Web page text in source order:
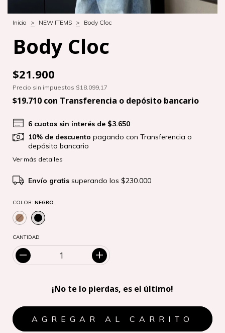
Inicio > NEW ITEMS > Body Cloc
Body Cloc
$21.900
Precio sin impuestos $18.099,17
$19.710 con Transferencia o depósito bancario
6 cuotas sin interés de $3.650
10% de descuento pagando con Transferencia o
depósito bancario
Ver más detalles
Envío gratissuperando los$230.000
COLOR: NEGRO
CANTIDAD
¡No te lo pierdas, es el último!